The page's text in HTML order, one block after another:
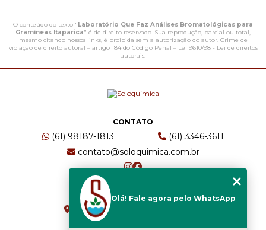
O conteúdo do texto " Laboratório Que Faz Análises Bromatológicas para
Gramíneas Itaparica" é de direito reservado. Sua reprodução, parcial ou total,
mesmo citando nossos links, é proibida sem a autorização do autor. Crime de
violação de direito autoral – artigo 184 do Código Penal – Lei 9610/98 - Lei de direitos
autorais.
CONTATO
(61) 98187-1813
(61) 3346-3611
contato@soloquimica.com.br
ENDEREÇO
CRS 511 Sul, Bl B, Sl 49 - Asa Sul
Brasília - DF - CEP: 70361-520
Olá! Fale agora pelo WhatsApp